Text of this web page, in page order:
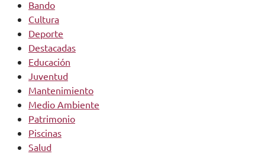
Bando
Cultura
Deporte
Destacadas
Educación
Juventud
Mantenimiento
Medio Ambiente
Patrimonio
Piscinas
Salud